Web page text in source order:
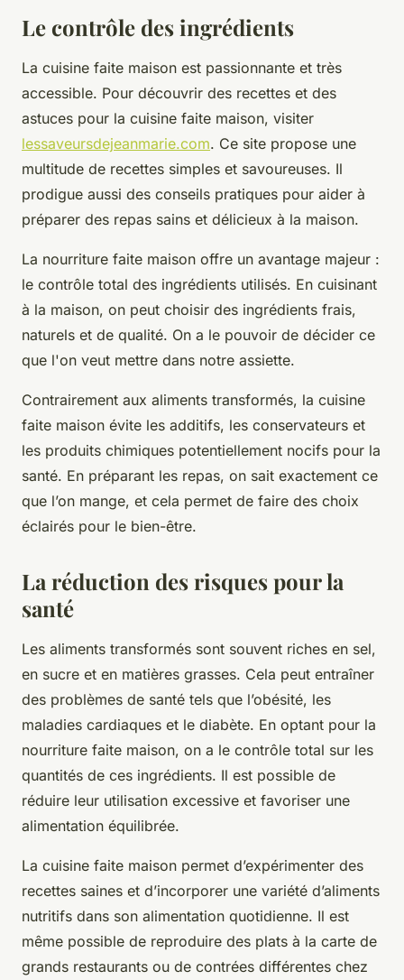
Le contrôle des ingrédients
La cuisine faite maison est passionnante et très
accessible. Pour découvrir des recettes et des
astuces pour la cuisine faite maison, visiter
lessaveursdejeanmarie.com. Ce site propose une
multitude de recettes simples et savoureuses. Il
prodigue aussi des conseils pratiques pour aider à
préparer des repas sains et délicieux à la maison.
La nourriture faite maison offre un avantage majeur :
le contrôle total des ingrédients utilisés. En cuisinant
à la maison, on peut choisir des ingrédients frais,
naturels et de qualité. On a le pouvoir de décider ce
que l'on veut mettre dans notre assiette.
Contrairement aux aliments transformés, la cuisine
faite maison évite les additifs, les conservateurs et
les produits chimiques potentiellement nocifs pour la
santé. En préparant les repas, on sait exactement ce
que l’on mange, et cela permet de faire des choix
éclairés pour le bien-être.
La réduction des risques pour la
santé
Les aliments transformés sont souvent riches en sel,
en sucre et en matières grasses. Cela peut entraîner
des problèmes de santé tels que l’obésité, les
maladies cardiaques et le diabète. En optant pour la
nourriture faite maison, on a le contrôle total sur les
quantités de ces ingrédients. Il est possible de
réduire leur utilisation excessive et favoriser une
alimentation équilibrée.
La cuisine faite maison permet d’expérimenter des
recettes saines et d’incorporer une variété d’aliments
nutritifs dans son alimentation quotidienne. Il est
même possible de reproduire des plats à la carte de
grands restaurants ou de contrées différentes chez